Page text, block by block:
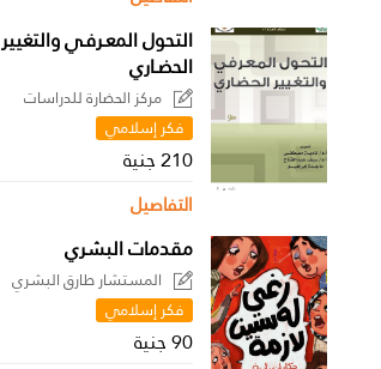
التحول المعـرفـي والتغيير
الحضـاري
مركز الحضارة للدراسات
السياسية
فكر إسلامي
210 جنية
التفاصيل
مقدمات البشري
المستشار طارق البشري
فكر إسلامي
90 جنية